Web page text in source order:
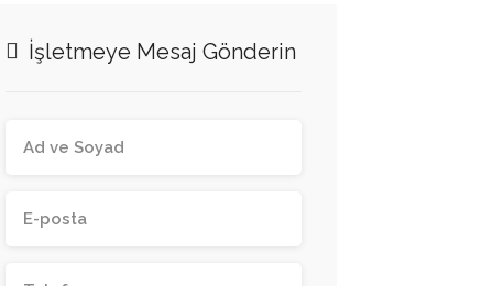
İşletmeye Mesaj Gönderin